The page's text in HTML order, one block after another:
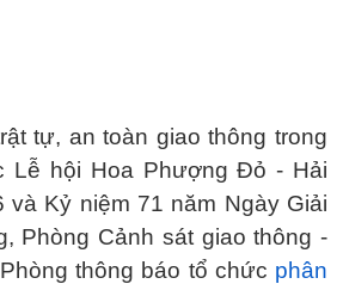
tự, an toàn giao thông trong
Lễ hội Hoa Phượng Đỏ - Hải
và Kỷ niệm 71 năm Ngày Giải
Phòng Cảnh sát giao thông -
thông báo tổ chức phân